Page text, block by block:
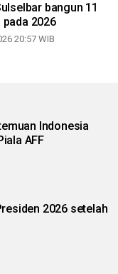
bangun 11
2026
20:57 WIB
Indonesia
AFF
2026 setelah